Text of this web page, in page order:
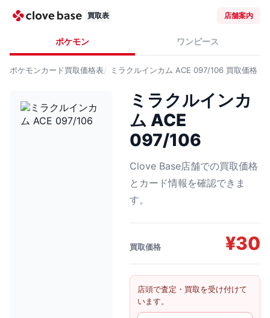
買取表 店舗案内
ポケモン ワンピース
ポケモンカード買取価格表 ミラクルインカム ACE 097/106 買取価格
ミラクルインカ
ム ACE
097/106
Clove Base店舗での買取価格
とカード情報を確認できま
す。
買取価格 ¥30
店頭で査定・買取を受け付けて
います。